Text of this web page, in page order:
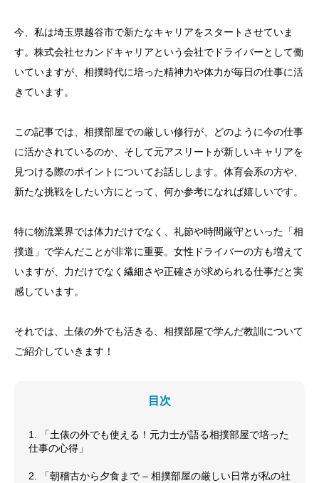
今、私は埼玉県越谷市で新たなキャリアをスタートさせていま
す。株式会社セカンドキャリアという会社でドライバーとして働
いていますが、相撲時代に培った精神力や体力が毎日の仕事に活
きています。
この記事では、相撲部屋での厳しい修行が、どのように今の仕事
に活かされているのか、そして元アスリートが新しいキャリアを
見つける際のポイントについてお話しします。体育会系の方や、
新たな挑戦をしたい方にとって、何か参考になれば嬉しいです。
特に物流業界では体力だけでなく、礼節や時間厳守といった「相
撲道」で学んだことが非常に重要。女性ドライバーの方も増えて
いますが、力だけでなく繊細さや正確さが求められる仕事だと実
感しています。
それでは、土俵の外でも活きる、相撲部屋で学んだ教訓について
ご紹介していきます！
目次
1. 「土俵の外でも使える！元力士が語る相撲部屋で培った
仕事の心得」
2. 「朝稽古から夕食まで – 相撲部屋の厳しい日常が私の社